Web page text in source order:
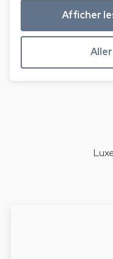
Afficher